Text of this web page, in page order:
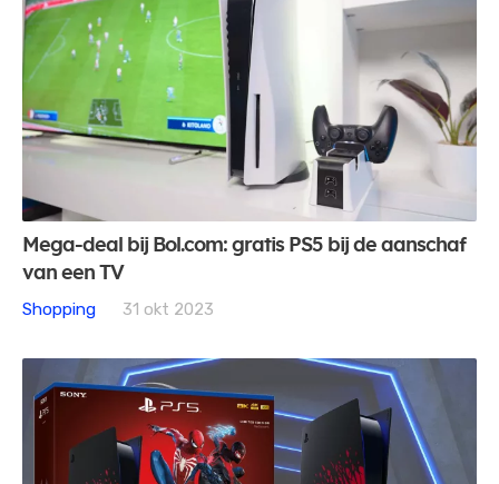
Mega-deal bij Bol.com: gratis PS5 bij de aanschaf
van een TV
Shopping
31 okt 2023